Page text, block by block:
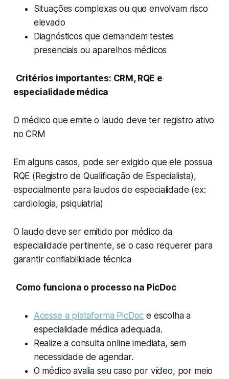
Situações complexas ou que envolvam risco
elevado
Diagnósticos que demandem testes
presenciais ou aparelhos médicos
Critérios importantes: CRM, RQE e
especialidade médica
O médico que emite o laudo deve ter registro ativo
no CRM
Em alguns casos, pode ser exigido que ele possua
RQE (Registro de Qualificação de Especialista),
especialmente para laudos de especialidade (ex:
cardiologia, psiquiatria)
O laudo deve ser emitido por médico da
especialidade pertinente, se o caso requerer para
garantir confiabilidade técnica
Como funciona o processo na PicDoc
Acesse a plataforma PicDoc e escolha a
especialidade médica adequada.
Realize a consulta online imediata, sem
necessidade de agendar.
O médico avalia seu caso por vídeo, por meio